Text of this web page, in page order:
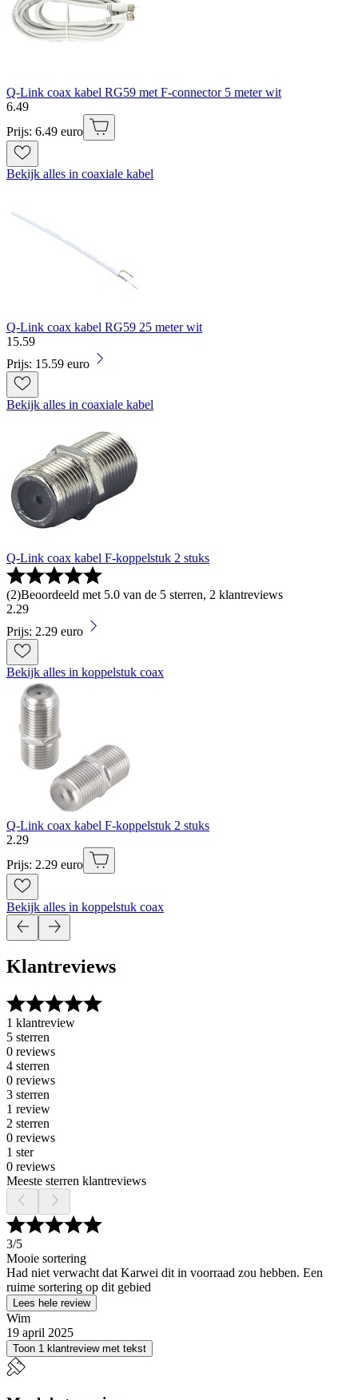
Q-Link coax kabel RG59 met F-connector 5 meter wit
6.49
Prijs: 6.49 euro
Bekijk alles in coaxiale kabel
Q-Link coax kabel RG59 25 meter wit
15.59
Prijs: 15.59 euro
Bekijk alles in coaxiale kabel
Q-Link coax kabel F-koppelstuk 2 stuks
(2)Beoordeeld met 5.0 van de 5 sterren, 2 klantreviews
2.29
Prijs: 2.29 euro
Bekijk alles in koppelstuk coax
Q-Link coax kabel F-koppelstuk 2 stuks
2.29
Prijs: 2.29 euro
Bekijk alles in koppelstuk coax
Klantreviews
1 klantreview
5 sterren
0 reviews
4 sterren
0 reviews
3 sterren
1 review
2 sterren
0 reviews
1 ster
0 reviews
Meeste sterren klantreviews
3/5
Mooie sortering
Had niet verwacht dat Karwei dit in voorraad zou hebben. Een
ruime sortering op dit gebied
Lees hele review
Wim
19 april 2025
Toon 1 klantreview met tekst